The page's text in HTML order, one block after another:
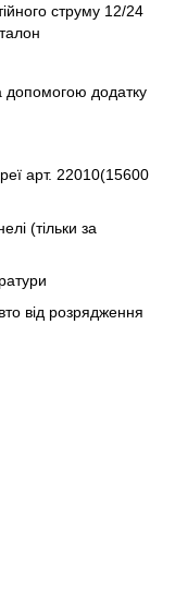
струму 12/24
допомогою додатку
арт. 22010(15600
(тільки за
від розрядження